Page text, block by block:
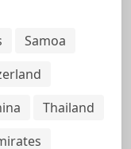
Samoa
Thailand